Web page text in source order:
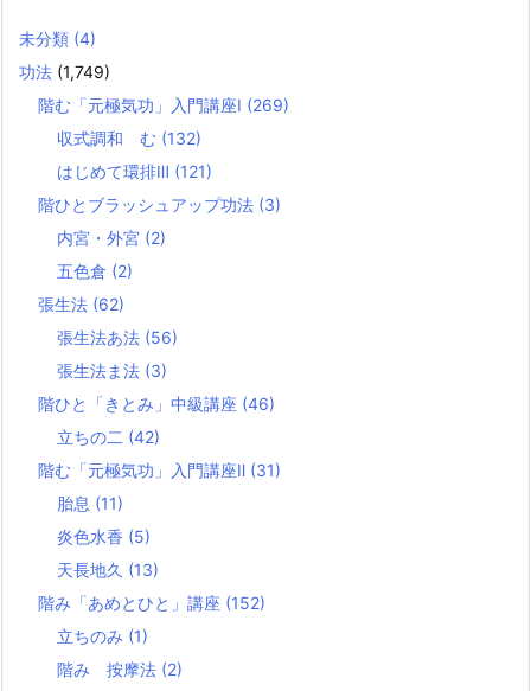
未分類 (4)
功法 (1,749)
階む「元極気功」入門講座Ⅰ (269)
収式調和 む (132)
はじめて環排Ⅲ (121)
階ひとブラッシュアップ功法 (3)
内宮・外宮 (2)
五色倉 (2)
張生法 (62)
張生法あ法 (56)
張生法ま法 (3)
階ひと「きとみ」中級講座 (46)
立ちの二 (42)
階む「元極気功」入門講座Ⅱ (31)
胎息 (11)
炎色水香 (5)
天長地久 (13)
階み「あめとひと」講座 (152)
立ちのみ (1)
階み 按摩法 (2)